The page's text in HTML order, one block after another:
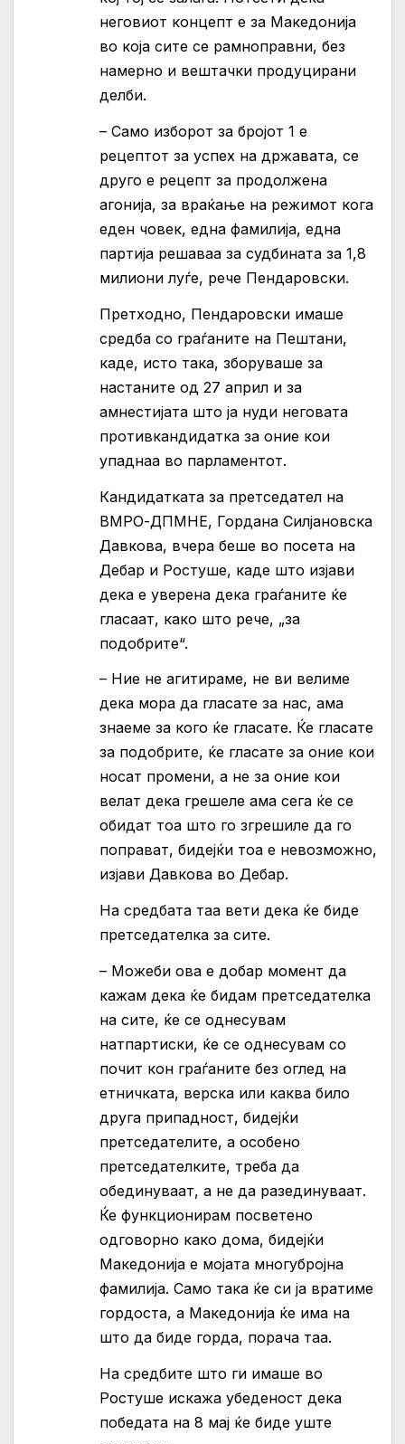
неговиот концепт е за Македонија
во која сите се рамноправни, без
намерно и вештачки продуцирани
делби.
– Само изборот за бројот 1 е
рецептот за успех на државата, се
друго е рецепт за продолжена
агонија, за враќање на режимот кога
еден човек, една фамилија, една
партија решаваа за судбината за 1,8
милиони луѓе, рече Пендаровски.
Претходно, Пендаровски имаше
средба со граѓаните на Пештани,
каде, исто така, зборуваше за
настаните од 27 април и за
амнестијата што ја нуди неговата
противкандидатка за оние кои
упаднаа во парламентот.
Кандидатката за претседател на
ВМРО-ДПМНЕ, Гордана Силјановска
Давкова, вчера беше во посета на
Дебар и Ростуше, каде што изјави
дека е уверена дека граѓаните ќе
гласаат, како што рече, „за
подобрите“.
– Ние не агитираме, не ви велиме
дека мора да гласате за нас, ама
знаеме за кого ќе гласате. Ќе гласате
за подобрите, ќе гласате за оние кои
носат промени, а не за оние кои
велат дека грешеле ама сега ќе се
обидат тоа што го згрешиле да го
поправат, бидејќи тоа е невозможно,
изјави Давкова во Дебар.
На средбата таа вети дека ќе биде
претседателка за сите.
– Можеби ова е добар момент да
кажам дека ќе бидам претседателка
на сите, ќе се однесувам
натпартиски, ќе се однесувам со
почит кон граѓаните без оглед на
етничката, верска или каква било
друга припадност, бидејќи
претседателите, а особено
претседателките, треба да
обединуваат, а не да разединуваат.
Ќе функционирам посветено
одговорно како дома, бидејќи
Македонија е мојата многубројна
фамилија. Само така ќе си ја вратиме
гордоста, а Македонија ќе има на
што да биде горда, порача таа.
На средбите што ги имаше во
Ростуше искажа убеденост дека
победата на 8 мај ќе биде уште